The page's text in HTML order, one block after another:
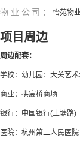
物业公司： 怡苑物
项目周边
周边配套：
学校：幼儿园：大关艺
商业：拱宸桥商场
银行：中国银行(上塘路)
医院：杭州第二人民医院